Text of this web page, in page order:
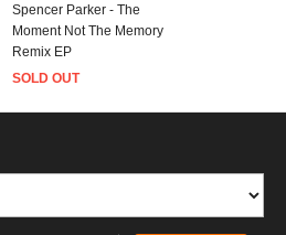
Spencer Parker - The
Moment Not The Memory
Remix EP
SOLD OUT